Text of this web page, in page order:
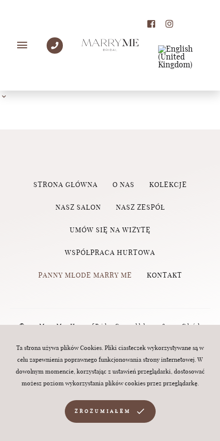
PANNY MŁODE MARRY
STRONA GŁÓWNA O NAS KOLEKCJE
NASZ SALON NASZ ZESPÓŁ
UMÓW SIĘ NA WIZYTĘ
WSPÓŁPRACA HURTOWA
PANNY MŁODE MARRY ME KONTAKT
© 2023 Marry Me - House of Brides, Grunwaldzka 124, 80-244 Gdańsk
570 760 320 | e-mail: biuro@marry-me.com.pl
reserved. Webdesign:MINT
Ta strona używa plików Cookies. Pliki ciasteczek wykorzystywane są w
celu zapewnienia poprawnego funkcjonowania strony internetowej. W
dowolnym momencie, korzystając z ustawień przeglądarki, dostosować
możesz poziom wykorzystania plików cookies przez przeglądarkę.
ZROZUMIAŁEM